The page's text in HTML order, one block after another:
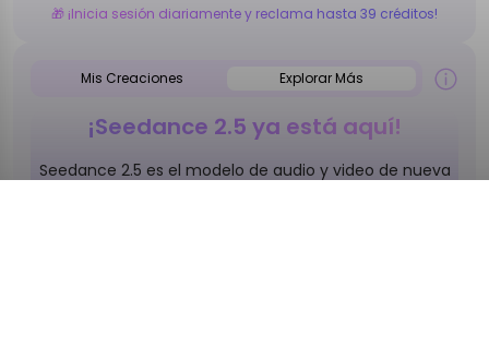
🎁 ¡Inicia sesión diariamente y reclama hasta 39 créditos!
Mis Creaciones Explorar Más
¡Seedance 2.5 ya está aquí!
Seedance 2.5 es el modelo de audio y video de nueva